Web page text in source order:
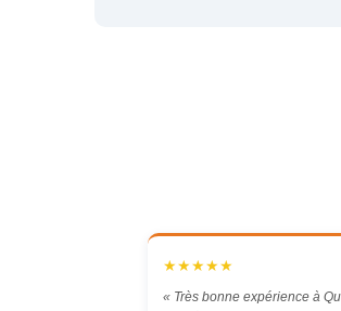
★★★★★
« Très bonne expérience à